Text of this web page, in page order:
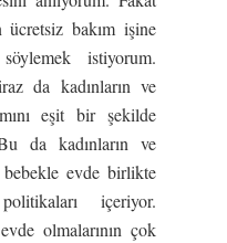
bakım işine
istiyorum.
da kadınların ve
eşit bir şekilde
da kadınların ve
evde birlikte
içeriyor.
olmalarının çok